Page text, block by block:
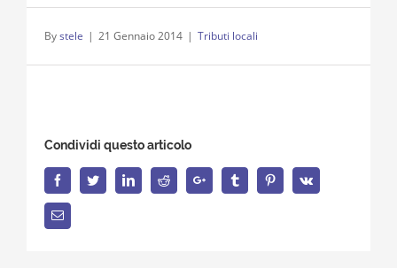
Bystele | 21 Gennaio 2014 | Tributi locali
Condividi questo articolo
FacebookTwitterLinkedInReddit Google+ Tumblr PinterestVk
Email